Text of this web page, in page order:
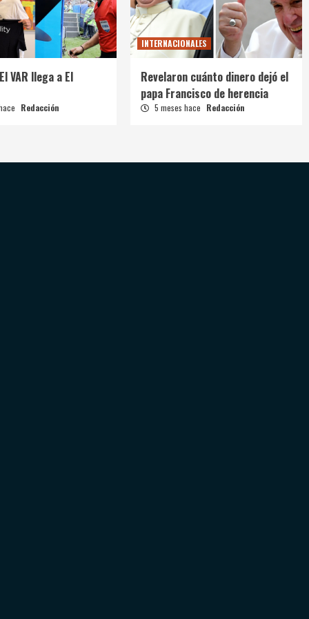
VAR llega a El
Redacción
INTERNACIONALES
Revelaron cuánto dinero dejó el
papa Francisco de herencia
5 meses hace Redacción